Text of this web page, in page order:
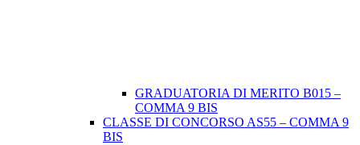
GRADUATORIA DI MERITO B015 –
COMMA 9 BIS
CLASSE DI CONCORSO AS55 – COMMA 9
BIS